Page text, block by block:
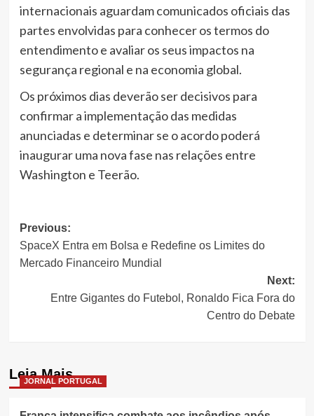
internacionais aguardam comunicados oficiais das
partes envolvidas para conhecer os termos do
entendimento e avaliar os seus impactos na
segurança regional e na economia global.
Os próximos dias deverão ser decisivos para
confirmar a implementação das medidas
anunciadas e determinar se o acordo poderá
inaugurar uma nova fase nas relações entre
Washington e Teerão.
Post
navigation
Previous:
SpaceX Entra em Bolsa e Redefine os Limites do
Mercado Financeiro Mundial
Next:
Entre Gigantes do Futebol, Ronaldo Fica Fora do
Centro do Debate
Leia Mais
JORNAL PORTUGAL